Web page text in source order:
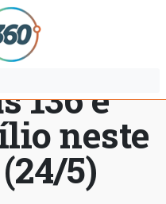
faz
nas
136 e
neste
5)